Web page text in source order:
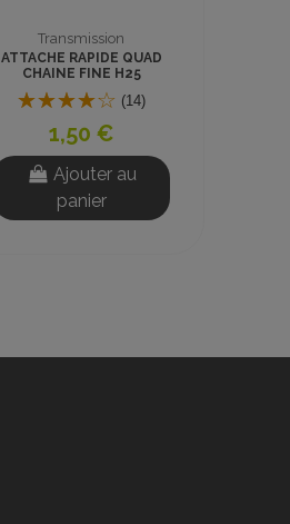
PIECES QUADS & MOTOS
ENJOLIVEUR INVERSEUR
CRAWLER
(1)
10,00 €
Ajouter au
panier